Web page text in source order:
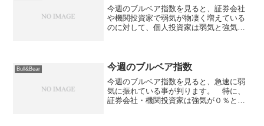
今週のブルベア指数を見ると、証券会社
や機関投資家で弱気が物凄く増えている
のに対して、個人投資家は弱気と強気が
週間となりそうな感じです...
Bull&Bear 今週のブルベア指数
今週のブルベア指数を見ると、急速に弱
気に振れている事が判ります。 特に、
証券会社・機関投資家は強気が０％とな